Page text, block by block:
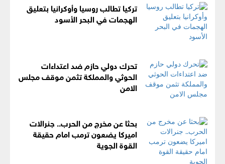
تركيا تطالب روسيا وأوكرانيا بتعليق
الهجمات في البحر الأسود
تحرك دولي حازم ضد اعتداءات
الحوثي والمملكة تثمن موقف مجلس
الامن
بحثا عن مخرج من الحرب.. جنرالات
اميركا يضعون ترمب امام حقيقة
القوة الجوية